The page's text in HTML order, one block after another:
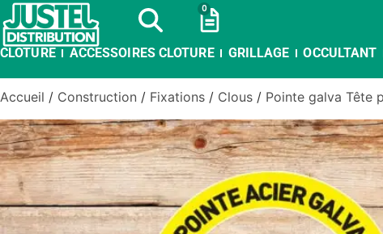
0
CLOTURE ACCESSOIRES CLOTURE GRILLAGE OCCULTANT
Accueil / Construction / Fixations / Clous / Pointe galva Tête